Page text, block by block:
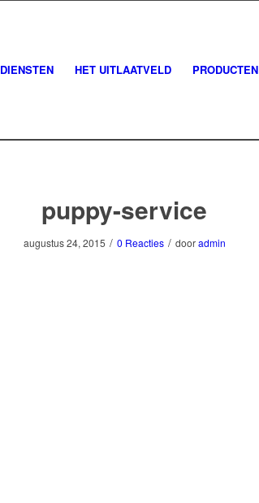
DIENSTEN HET UITLAATVELD PRODUCTEN
puppy-service
augustus 24, 2015 / 0 Reacties / dooradmin